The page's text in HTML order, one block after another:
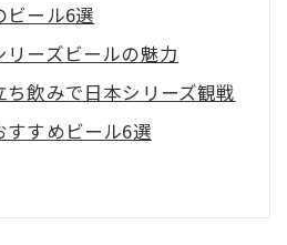
ビール6選
ーズビールの魅力
飲みで日本シリーズ観戦
すすめビール6選